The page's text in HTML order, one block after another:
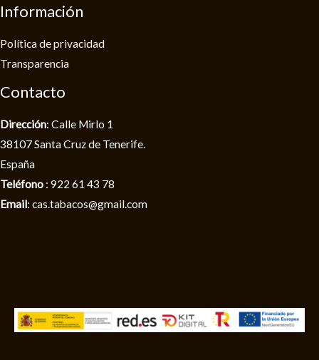
Información
Política de privacidad​
Transparencia
Contacto
Dirección: Calle Mirlo 1
38107 Santa Cruz de Tenerife.
España
Teléfono : 922 61 43 78
Email: cas.tabacos@gmail.com